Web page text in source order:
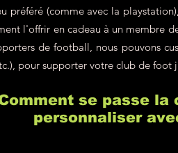
préféré (comme avec la
l'offrir en cadeau à un membre
de football, nous pouvons
pour supporter votre club de
se passe
personnaliser